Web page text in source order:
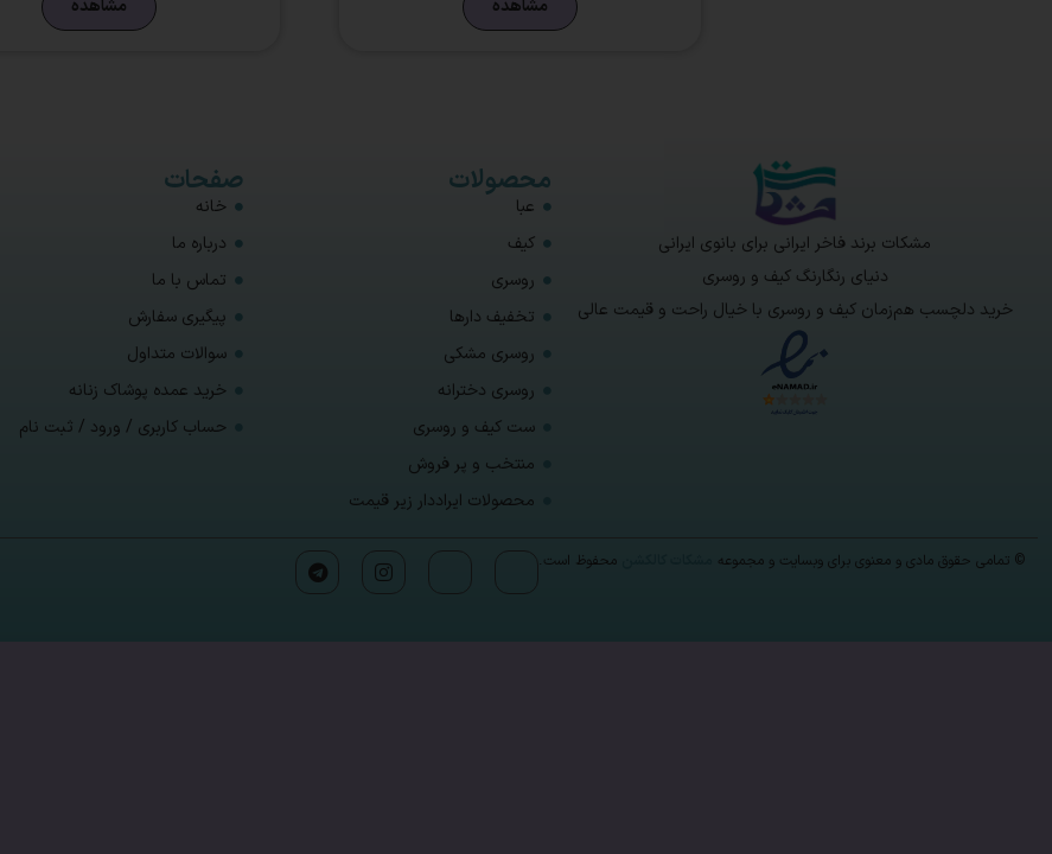
مشاهده مشاهده
مشکات برند فاخر ایرانی برای بانوی ایرانی
دنیای رنگارنگ کیف و روسری
خرید دلچسب هم‌زمان کیف و روسری با خیال راحت و قیمت عالی
محصولات
عبا
کیف
روسری
تخفیف دارها
روسری مشکی
روسری دخترانه
ست کیف و روسری
منتخب و پر فروش
محصولات ایراددار زیر قیمت
صفحات
خانه
درباره ما
تماس با ما
پیگیری سفارش
سوالات متداول
خرید عمده پوشاک زنانه
حساب کاربری / ورود / ثبت نام
© تمامی حقوق مادی و معنوی برای وبسایت و مجموعه محفوظ است.